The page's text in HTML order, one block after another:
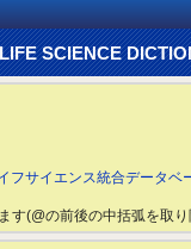
LIFE SCIENCE
フサイエンス統合データベ
(@の前後の中括弧を取り